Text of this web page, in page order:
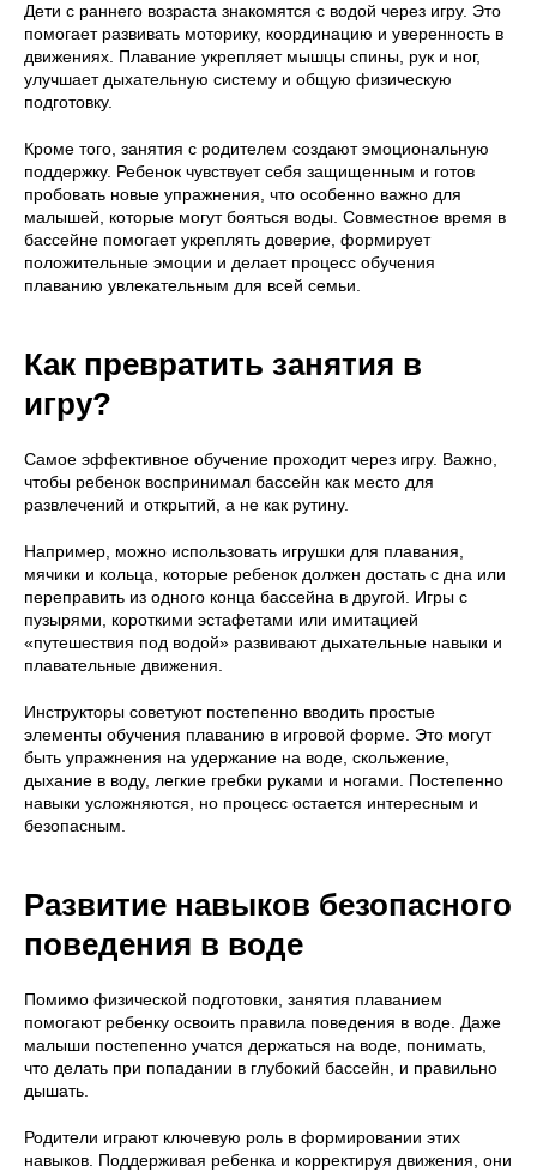
Дети с раннего возраста знакомятся с водой через игру. Это
помогает развивать моторику, координацию и уверенность в
движениях. Плавание укрепляет мышцы спины, рук и ног,
улучшает дыхательную систему и общую физическую
подготовку.
Кроме того, занятия с родителем создают эмоциональную
поддержку. Ребенок чувствует себя защищенным и готов
пробовать новые упражнения, что особенно важно для
малышей, которые могут бояться воды. Совместное время в
бассейне помогает укреплять доверие, формирует
положительные эмоции и делает процесс обучения
плаванию увлекательным для всей семьи.
Как превратить занятия в
игру?
Самое эффективное обучение проходит через игру. Важно,
чтобы ребенок воспринимал бассейн как место для
развлечений и открытий, а не как рутину.
Например, можно использовать игрушки для плавания,
мячики и кольца, которые ребенок должен достать с дна или
переправить из одного конца бассейна в другой. Игры с
пузырями, короткими эстафетами или имитацией
«путешествия под водой» развивают дыхательные навыки и
плавательные движения.
Инструкторы советуют постепенно вводить простые
элементы обучения плаванию в игровой форме. Это могут
быть упражнения на удержание на воде, скольжение,
дыхание в воду, легкие гребки руками и ногами. Постепенно
навыки усложняются, но процесс остается интересным и
безопасным.
Развитие навыков безопасного
поведения в воде
Помимо физической подготовки, занятия плаванием
помогают ребенку освоить правила поведения в воде. Даже
малыши постепенно учатся держаться на воде, понимать,
что делать при попадании в глубокий бассейн, и правильно
дышать.
Родители играют ключевую роль в формировании этих
навыков. Поддерживая ребенка и корректируя движения, они